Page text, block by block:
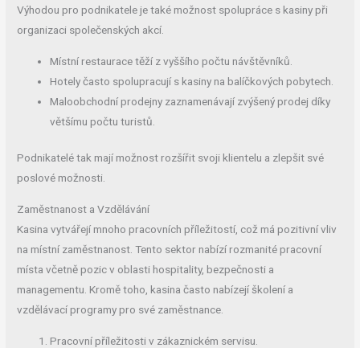
Výhodou pro podnikatele je také možnost spolupráce s kasiny při
organizaci společenských akcí.
Místní restaurace těží z vyššího počtu návštěvníků.
Hotely často spolupracují s kasiny na balíčkových pobytech.
Maloobchodní prodejny zaznamenávají zvýšený prodej díky
většímu počtu turistů.
Podnikatelé tak mají možnost rozšířit svoji klientelu a zlepšit své
poslové možnosti.
Zaměstnanost a Vzdělávání
Kasina vytvářejí mnoho pracovních příležitostí, což má pozitivní vliv
na místní zaměstnanost. Tento sektor nabízí rozmanité pracovní
místa včetně pozic v oblasti hospitality, bezpečnosti a
managementu. Kromě toho, kasina často nabízejí školení a
vzdělávací programy pro své zaměstnance.
Pracovní příležitosti v zákaznickém servisu.